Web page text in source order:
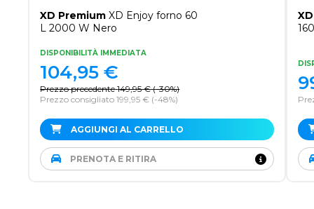
XD Premium XD Enjoy forno 60
L 2000 W Nero
DISPONIBILITÀ IMMEDIATA
Prezzo precedente 149,95 € (-30%)
Prezzo consigliato 199,95 € (-48%)
104,95 €
AGGIUNGI AL CARRELLO
PRENOTA E RITIRA